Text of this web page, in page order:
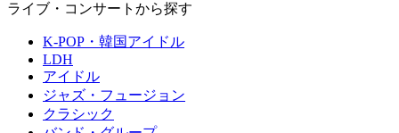
ライブ・コンサートから探す
K-POP・韓国アイドル
LDH
アイドル
ジャズ・フュージョン
クラシック